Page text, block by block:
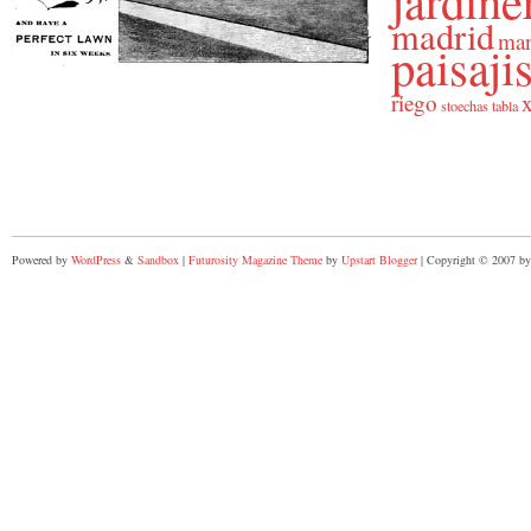
madrid
riego stoechastabla
Powered by WordPress & Sandbox | Futurosity Magazine Theme by Upstart Blogger| Copyright © 2007 by